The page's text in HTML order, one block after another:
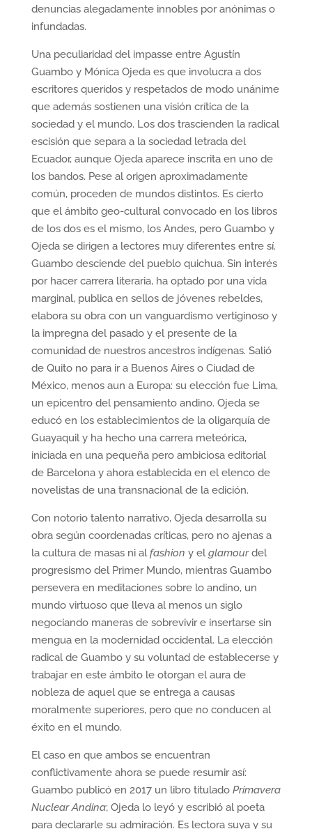
denuncias alegadamente innobles por anónimas o
infundadas.
Una peculiaridad del impasse entre Agustín
Guambo y Mónica Ojeda es que involucra a dos
escritores queridos y respetados de modo unánime
que además sostienen una visión crítica de la
sociedad y el mundo. Los dos trascienden la radical
escisión que separa a la sociedad letrada del
Ecuador, aunque Ojeda aparece inscrita en uno de
los bandos. Pese al origen aproximadamente
común, proceden de mundos distintos. Es cierto
que el ámbito geo-cultural convocado en los libros
de los dos es el mismo, los Andes, pero Guambo y
Ojeda se dirigen a lectores muy diferentes entre sí.
Guambo desciende del pueblo quichua. Sin interés
por hacer carrera literaria, ha optado por una vida
marginal, publica en sellos de jóvenes rebeldes,
elabora su obra con un vanguardismo vertiginoso y
la impregna del pasado y el presente de la
comunidad de nuestros ancestros indígenas. Salió
de Quito no para ir a Buenos Aires o Ciudad de
México, menos aun a Europa: su elección fue Lima,
un epicentro del pensamiento andino. Ojeda se
educó en los establecimientos de la oligarquía de
Guayaquil y ha hecho una carrera meteórica,
iniciada en una pequeña pero ambiciosa editorial
de Barcelona y ahora establecida en el elenco de
novelistas de una transnacional de la edición.
Con notorio talento narrativo, Ojeda desarrolla su
obra según coordenadas críticas, pero no ajenas a
la cultura de masas ni alfashion y elglamourdel
progresismo del Primer Mundo, mientras Guambo
persevera en meditaciones sobre lo andino, un
mundo virtuoso que lleva al menos un siglo
negociando maneras de sobrevivir e insertarse sin
mengua en la modernidad occidental. La elección
radical de Guambo y su voluntad de establecerse y
trabajar en este ámbito le otorgan el aura de
nobleza de aquel que se entrega a causas
moralmente superiores, pero que no conducen al
éxito en el mundo.
El caso en que ambos se encuentran
conflictivamente ahora se puede resumir así:
Guambo publicó en 2017 un libro titulado Primavera
Nuclear Andina; Ojeda lo leyó y escribió al poeta
para declararle su admiración. Es lectora suya y su